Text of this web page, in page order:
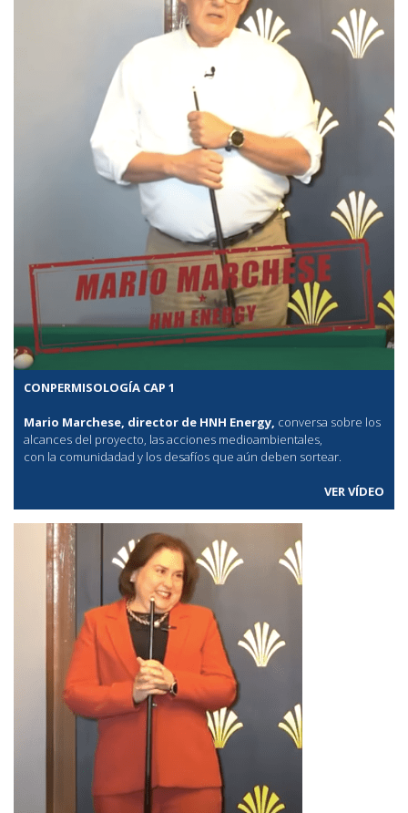
CONPERMISOLOGÍA CAP 1
Mario Marchese, director de HNH Energy, conversa sobre los
alcances del proyecto, las acciones medioambientales,
con la comunidadad y los desafíos que aún deben sortear.
VER VÍDEO